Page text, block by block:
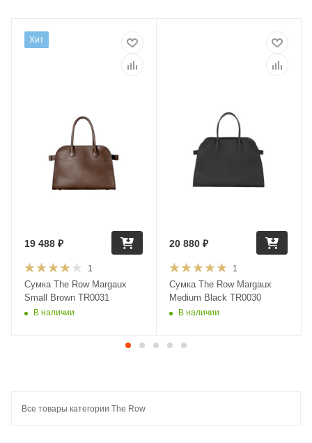
Хит
1
Сумка The Row Margaux
Small Brown TR0031
В наличии
19 488 ₽
1
Сумка The Row Margaux
Medium Black TR0030
В наличии
20 880 ₽
Все товары категории The Row